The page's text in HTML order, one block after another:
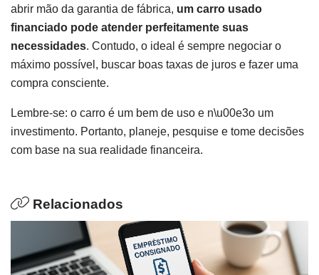
abrir mão da garantia de fábrica, um carro usado
financiado pode atender perfeitamente suas
necessidades. Contudo, o ideal é sempre negociar o
máximo possível, buscar boas taxas de juros e fazer uma
compra consciente.
Lembre-se: o carro é um bem de uso e n\u00e3o um
investimento. Portanto, planeje, pesquise e tome decisões
com base na sua realidade financeira.
Relacionados